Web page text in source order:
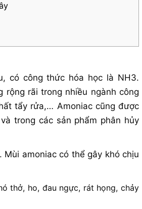
có công thức hóa học là NH3.
rãi trong nhiều ngành công
tẩy rửa,… Amoniac cũng được
trong các sản phẩm phân hủy
amoniac có thể gây khó chịu
thở, ho, đau ngực, rát họng, chảy